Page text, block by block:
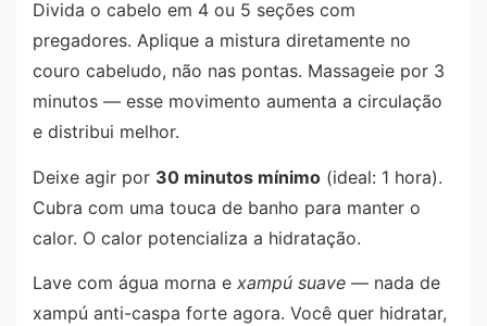
Divida o cabelo em 4 ou 5 seções com
pregadores. Aplique a mistura diretamente no
couro cabeludo, não nas pontas. Massageie por 3
minutos — esse movimento aumenta a circulação
e distribui melhor.
Deixe agir por 30 minutos mínimo (ideal: 1 hora).
Cubra com uma touca de banho para manter o
calor. O calor potencializa a hidratação.
Lave com água morna e xampú suave — nada de
xampú anti-caspa forte agora. Você quer hidratar,